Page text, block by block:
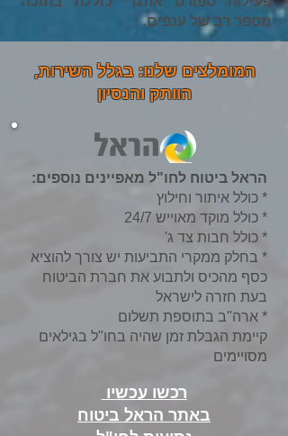
מספר רב של ענפים.
המומלצים שלנו: בגלל השירות,
הוותק והנסיון
הראל ביטוח לחו"ל מאפיינים נוספים:
* כולל איתור וחילוץ
* כולל מוקד מאוייש 24/7
* כולל חבות צד ג'
* בחלק ממקרי התביעות יש צורך להוציא
כסף מהכיס ולתבוע את חברת הביטוח
בעת חזרה לישראל
* ארה"ב בתוספת תשלום
קיימת הגבלת זמן שהיה בחו"ל בגילאים
מסויימים
רכשו עכשיו
באתר הראל ביטוח